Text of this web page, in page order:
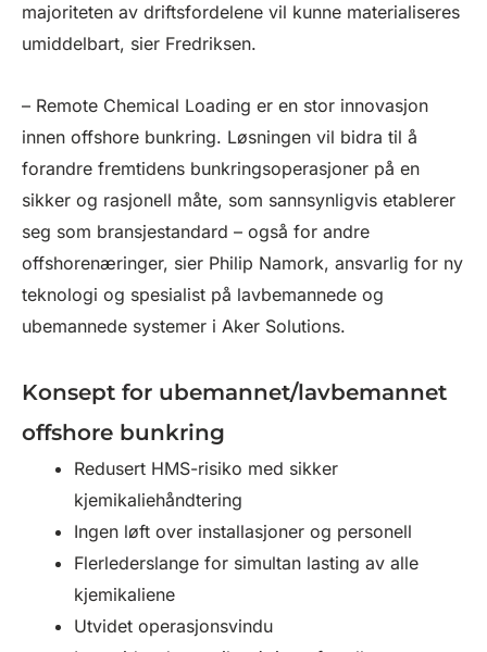
majoriteten av driftsfordelene vil kunne materialiseres
umiddelbart, sier Fredriksen.
– Remote Chemical Loading er en stor innovasjon
innen offshore bunkring. Løsningen vil bidra til å
forandre fremtidens bunkringsoperasjoner på en
sikker og rasjonell måte, som sannsynligvis etablerer
seg som bransjestandard – også for andre
offshorenæringer, sier Philip Namork, ansvarlig for ny
teknologi og spesialist på lavbemannede og
ubemannede systemer i Aker Solutions.
Konsept for ubemannet/lavbemannet
offshore bunkring
Redusert HMS-risiko med sikker
kjemikaliehåndtering
Ingen løft over installasjoner og personell
Flerlederslange for simultan lasting av alle
kjemikaliene
Utvidet operasjonsvindu